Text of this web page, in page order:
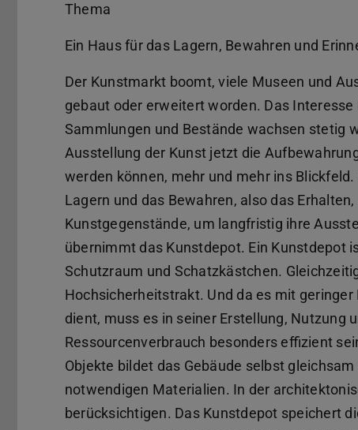
Thema
Ein Haus für das Lagern, Bewahren und
Der Kunstmarkt boomt, viele Museen und
gebaut oder erweitert worden. Das
Sammlungen und Bestände wachsen stetig
Ausstellung der Kunst jetzt die
werden können, mehr und mehr ins
Lagern und das Bewahren, also das
Kunstgegenstände, um langfristig ihre
übernimmt das Kunstdepot. Ein Kunstdepot
Schutzraum und Schatzkästchen.
Hochsicherheitstrakt. Und da es mit
dient, muss es in seiner Erstellung, Nutzung
Ressourcenverbrauch besonders effizient
Objekte bildet das Gebäude selbst
notwendigen Materialien. In der
berücksichtigen. Das Kunstdepot speichert